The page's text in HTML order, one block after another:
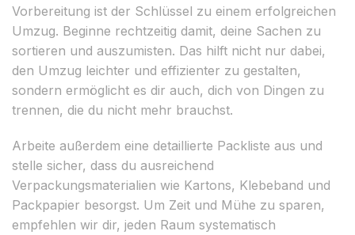
Vorbereitung ist der Schlüssel zu einem erfolgreichen
Umzug. Beginne rechtzeitig damit, deine Sachen zu
sortieren und auszumisten. Das hilft nicht nur dabei,
den Umzug leichter und effizienter zu gestalten,
sondern ermöglicht es dir auch, dich von Dingen zu
trennen, die du nicht mehr brauchst.
Arbeite außerdem eine detaillierte Packliste aus und
stelle sicher, dass du ausreichend
Verpackungsmaterialien wie Kartons, Klebeband und
Packpapier besorgst. Um Zeit und Mühe zu sparen,
empfehlen wir dir, jeden Raum systematisch